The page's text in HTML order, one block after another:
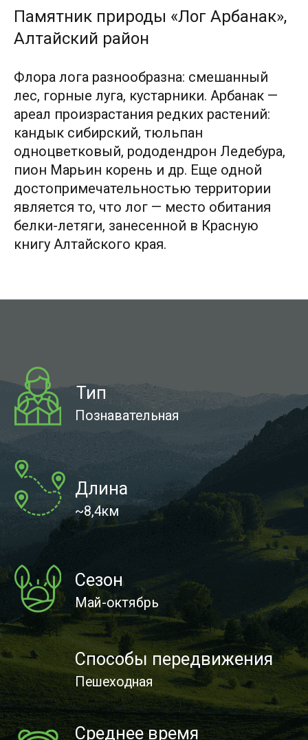
Памятник природы «Лог Арбанак»,
Алтайский район
Флора лога разнообразна: смешанный
лес, горные луга, кустарники. Арбанак —
ареал произрастания редких растений:
кандык сибирский, тюльпан
одноцветковый, рододендрон Ледебура,
пион Марьин корень и др. Еще одной
достопримечательностью территории
является то, что лог — место обитания
белки-летяги, занесенной в Красную
книгу Алтайского края.
Тип
Познавательная
~8,4км
Длина
Сезон
Пешеходная
Способы передвижения
По ходу прохождения посетители могут
и животным миром северных склонов
(в весеннее время — первоцветы,
в летнеосеннее — луговое высокотравье
и березовый лес), на вершине горы
Аргут познакомиться с растительностью
остепненных склонов, а также узнать,
что сама гора — это коралловый риф
нижнего девона (около 400 млн. лет
назад), состоит из известняка, поэтому
здесь присутствует ряд растений-
кальциофитов, в т. ч. и краснокнижных.
Здесь же можно увидеть птиц, живущих
на выходах скал, а также ознакомиться
с растущими на скалах накипными
лишайниками.
О тропе